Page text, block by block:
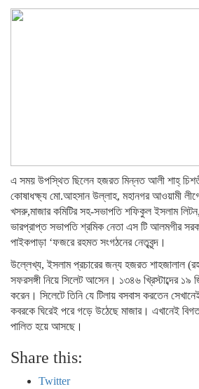
এ সময় উপস্থিত ছিলেন হজরত মিন্নত আলী শাহ্
কোষাধক্ষ্য মো.আহসান উল্লাহ, মহানগর আওয়ামী
খসরু,মাজার কমিটির সহ-সভাপতি শফিকুল ইসলাম
ভারপ্রাপ্ত সভাপতি শ্রমিক নেতা এস টি আলমগীর
পাইকপাড়া ‘ফজরে রহমত সংগঠনের নেতৃবৃন্দ।
উল্লেখ্য, ইসলাম প্রচারের জন্য হজরত শাহজালাল
সফরসঙ্গী নিয়ে সিলেট আসেন। ১৩৪৬ খ্রিস্টাব্দের ১৯
করেন। সিলেটে তিনি যে টিলায় বসবাস করতেন
কবরকে ঘিরেই পরে গড়ে উঠেছে মাজার। এখানেই
পালিত হয়ে আসছে।
Share this:
Twitter